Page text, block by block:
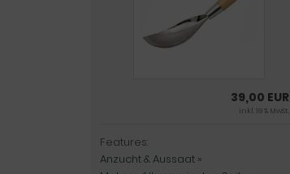
39,00 EUR
inkl. 19 % MwSt.
Features:
Anzucht & Aussaat »